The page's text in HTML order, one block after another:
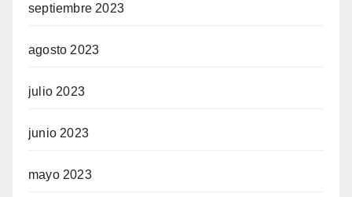
septiembre 2023
agosto 2023
julio 2023
junio 2023
mayo 2023